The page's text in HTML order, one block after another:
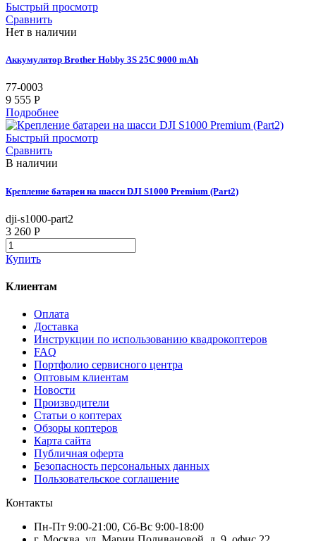
Быстрый просмотр
Сравнить
Нет в наличии
Аккумулятор Brother Hobby 3S 25C 9000 mAh
77-0003
9 555 P
Подробнее
Быстрый просмотр
Сравнить
В наличии
Крепление батареи на шасси DJI S1000 Premium (Part2)
dji-s1000-part2
3 260 P
Купить
Клиентам
Оплата
Доставка
Инструкции по использованию квадрокоптеров
FAQ
Портфолио сервисного центра
Оптовым клиентам
Новости
Производители
Статьи о коптерах
Обзоры коптеров
Карта сайта
Публичная оферта
Безопасность персональных данных
Пользовательское соглашение
Контакты
Пн-Пт 9:00-21:00, Сб-Вс 9:00-18:00